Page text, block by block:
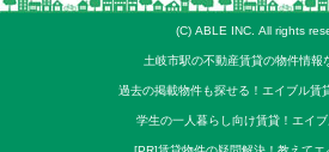
(C) ABLE INC. All rights
土岐市駅の不動産賃貸の物件情報
過去の掲載物件も探せる！エイブル賃
学生の一人暮らし向け賃貸！エイ